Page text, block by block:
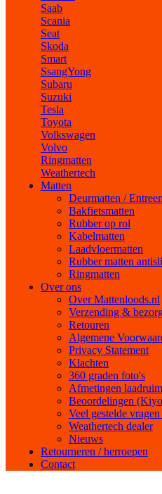
Saab
Scania
Seat
Skoda
Smart
SsangYong
Subaru
Suzuki
Tesla
Toyota
Volkswagen
Volvo
Ringmatten
Weathertech
Matten
Deurmatten /
Bakfietsmatten
Rubber op rol
Kabelmatten
Laadvloermatten
Rubber matten
Ringmatten
Over ons
Over Mattenloods.nl
Verzending &
Retouren
Algemene
Privacy Statement
Klachten
360 graden foto's
Afmetingen
Beoordelingen
Veel gestelde
Weathertech dealer
Nieuws
Retourneren / herroepen
Contact